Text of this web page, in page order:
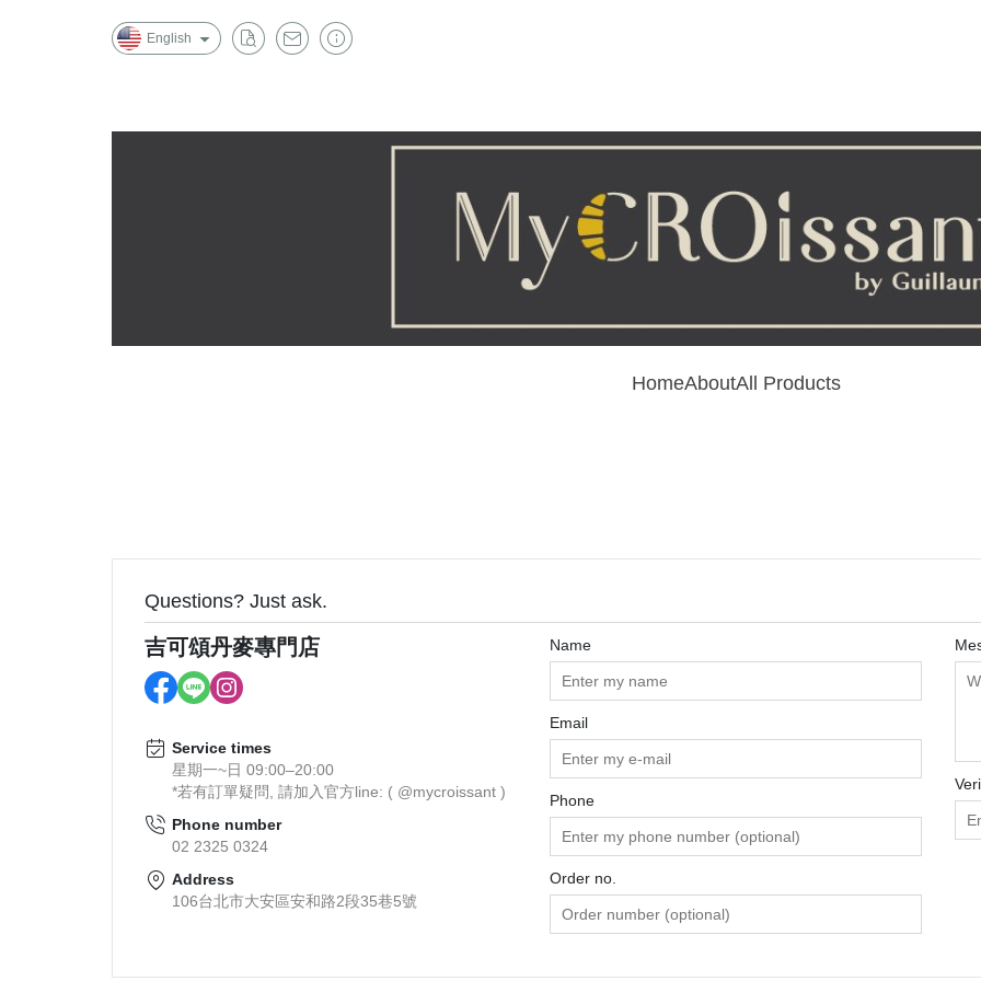
English
HomeAboutAll Products
Questions? Just ask.
吉可頌丹麥專門店
Service times
星期一~日 09:00–20:00
*若有訂單疑問, 請加入官方line: ( @mycroissant )
Phone number
02 2325 0324
Address
106台北市大安區安和路2段35巷5號
Name
Email
Phone
Order no.